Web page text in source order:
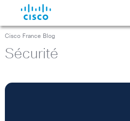
Cisco France Blog
Sécurité